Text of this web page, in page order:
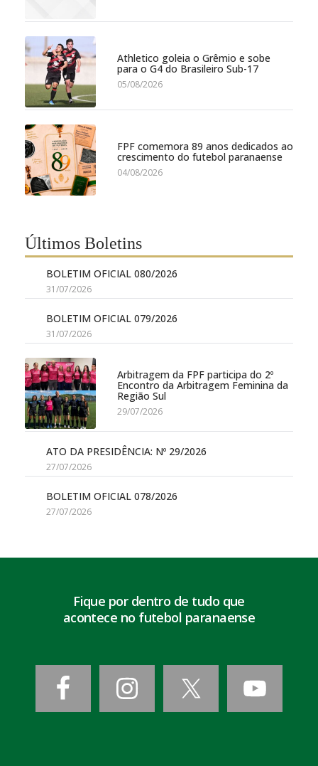
Athletico goleia o Grêmio e sobe
para o G4 do Brasileiro Sub-17
05/08/2026
FPF comemora 89 anos dedicados ao
crescimento do futebol paranaense
04/08/2026
Últimos Boletins
BOLETIM OFICIAL 080/2026
31/07/2026
BOLETIM OFICIAL 079/2026
31/07/2026
Arbitragem da FPF participa do 2º
Encontro da Arbitragem Feminina da
Região Sul
29/07/2026
ATO DA PRESIDÊNCIA: Nº 29/2026
27/07/2026
BOLETIM OFICIAL 078/2026
27/07/2026
Fique por dentro de tudo que
acontece no futebol paranaense